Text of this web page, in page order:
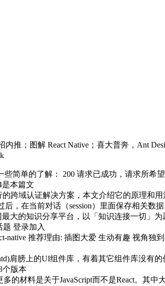
推；图解 React Native；喜大普奔，Ant
简单的了解： 200 请求已成功，请求所
是本篇文
的跨域认证解决方案，本文介绍它的原理和
，在当前对话（session）里面保存相关数
大的知识分享平台，以「知识连接一切」
登录加入
native 推荐理由: 插图大爱 生动有趣 视角
肩膀上的UI组件库，有着其它组件库没有
个版本
的材料是关于JavaScript而不是React。其